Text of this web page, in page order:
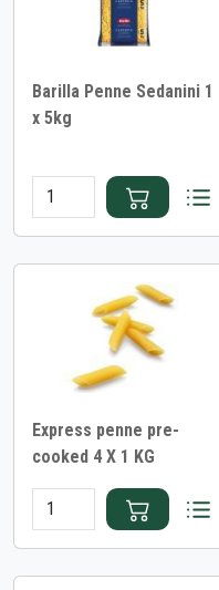
Barilla Penne Sedanini 1
x 5kg
Express penne pre-
cooked 4 X 1 KG